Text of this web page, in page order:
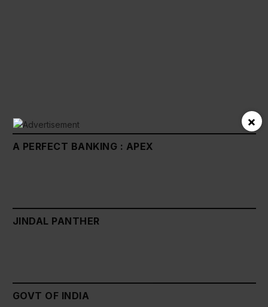
A PERFECT BANKING : APEX
JINDAL PANTHER
GOVT OF INDIA
×